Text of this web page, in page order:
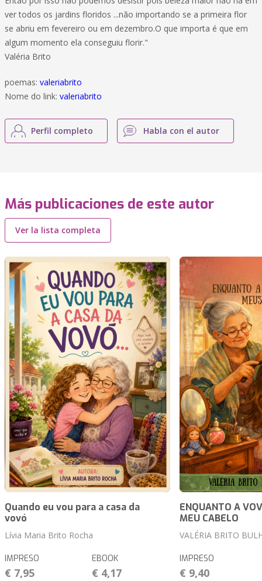
ver todos os jardins floridos ...não importando se a primeira flor
se abriu em fevereiro ou em dezembro.O que importa é que em
algum momento ela conseguiu florir."
Valéria Brito
poemas: valeriabrito
Nome do link: valeriabrito
Perfil completo Habla con el autor
Más publicaciones de este autor
Ver la lista completa
Quando eu vou para a casa da
vovó
Lívia Maria Brito Rocha
IMPRESO
€ 7,95
EBOOK
€ 4,17
ENQUANTO A
MEU CABELO
VALÉRIA BRITO
IMPRESO
€ 9,40